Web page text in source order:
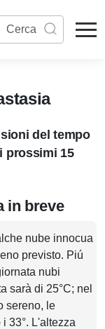
del tempo
prossimi 15
in breve
nube innocua
previsto. Piú
nubi
sarà di 25°C; nel
sereno, le
33°. L'altezza